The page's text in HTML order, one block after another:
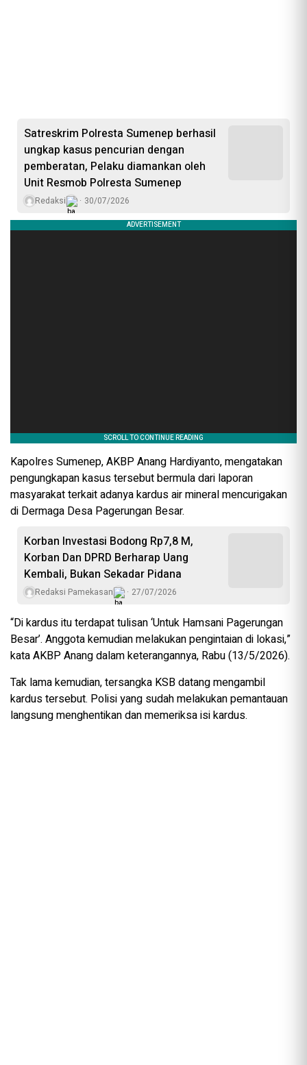
Satreskrim Polresta Sumenep berhasil
ungkap kasus pencurian dengan
pemberatan, Pelaku diamankan oleh
Unit Resmob Polresta Sumenep
Redaksi 30/07/2026
Kapolres Sumenep, AKBP Anang Hardiyanto, mengatakan
pengungkapan kasus tersebut bermula dari laporan
masyarakat terkait adanya kardus air mineral mencurigakan
di Dermaga Desa Pagerungan Besar.
Korban Investasi Bodong Rp7,8 M,
Korban Dan DPRD Berharap Uang
Kembali, Bukan Sekadar Pidana
Redaksi Pamekasan 27/07/2026
“Di kardus itu terdapat tulisan ‘Untuk Hamsani Pagerungan
Besar’. Anggota kemudian melakukan pengintaian di lokasi,”
kata AKBP Anang dalam keterangannya, Rabu (13/5/2026).
Tak lama kemudian, tersangka KSB datang mengambil
kardus tersebut. Polisi yang sudah melakukan pemantauan
langsung menghentikan dan memeriksa isi kardus.